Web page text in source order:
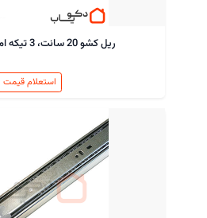
ریل کشو 20 سانت، 3 تیکه امیت | Emeete
استعلام قیمت